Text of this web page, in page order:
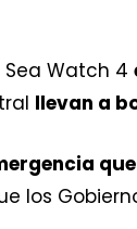
Watch 4
llevan a
los